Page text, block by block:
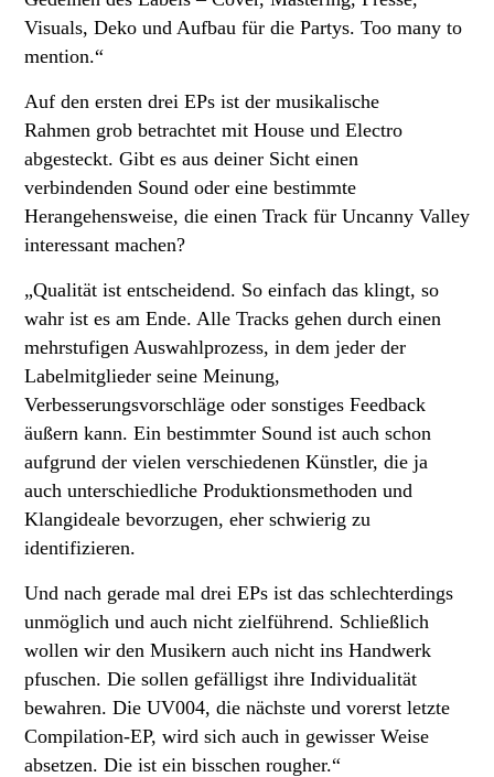
Visuals, Deko und Aufbau für die Partys. Too many to
mention.“
Auf den ersten drei EPs ist der musikalische
Rahmen grob betrachtet mit House und Electro
abgesteckt. Gibt es aus deiner Sicht einen
verbindenden Sound oder eine bestimmte
Herangehensweise, die einen Track für Uncanny Valley
interessant machen?
„Qualität ist entscheidend. So einfach das klingt, so
wahr ist es am Ende. Alle Tracks gehen durch einen
mehrstufigen Auswahlprozess, in dem jeder der
Labelmitglieder seine Meinung,
Verbesserungsvorschläge oder sonstiges Feedback
äußern kann. Ein bestimmter Sound ist auch schon
aufgrund der vielen verschiedenen Künstler, die ja
auch unterschiedliche Produktionsmethoden und
Klangideale bevorzugen, eher schwierig zu
identifizieren.
Und nach gerade mal drei EPs ist das schlechterdings
unmöglich und auch nicht zielführend. Schließlich
wollen wir den Musikern auch nicht ins Handwerk
pfuschen. Die sollen gefälligst ihre Individualität
bewahren. Die UV004, die nächste und vorerst letzte
Compilation-EP, wird sich auch in gewisser Weise
absetzen. Die ist ein bisschen rougher.“